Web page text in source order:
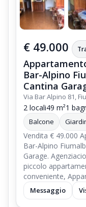
€ 49.000
Bar-Alpino
Cantina
Via Bar Alpino 81,
2 locali49 m²1
Balcone
Vendita € 49.000
Bar-Alpino
Garage.
piccolo
conveniente,
Messaggio